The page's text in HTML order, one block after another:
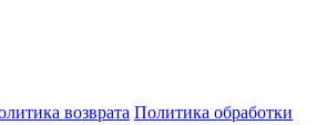
возврата Политика обработки